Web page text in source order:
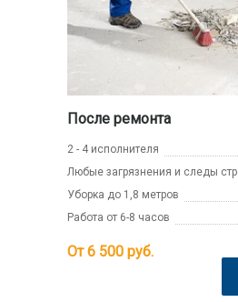
После ремонта
2 - 4 исполнителя
Любые загрязнения и следы
Уборка до 1,8 метров
Работа от 6-8 часов
От 6 500 руб.